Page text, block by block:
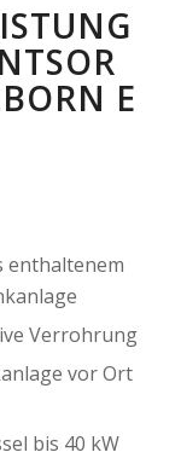
E
enthaltenem
Verrohrung
vor Ort
bis 40 kW